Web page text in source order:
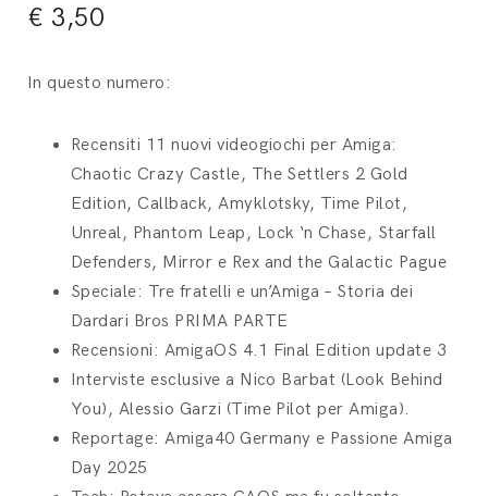
€ 3,50
In questo numero:
Recensiti 11 nuovi videogiochi per Amiga:
Chaotic Crazy Castle, The Settlers 2 Gold
Edition, Callback, Amyklotsky, Time Pilot,
Unreal, Phantom Leap, Lock ‘n Chase, Starfall
Defenders, Mirror e Rex and the Galactic Pague
Speciale: Tre fratelli e un’Amiga – Storia dei
Dardari Bros PRIMA PARTE
Recensioni: AmigaOS 4.1 Final Edition update 3
Interviste esclusive a Nico Barbat (Look Behind
You), Alessio Garzi (Time Pilot per Amiga).
Reportage: Amiga40 Germany e Passione Amiga
Day 2025